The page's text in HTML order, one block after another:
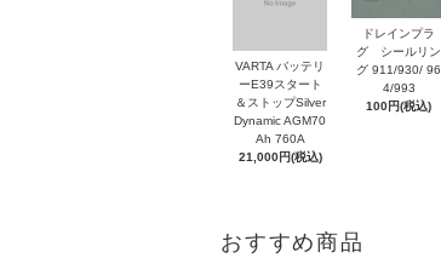
VARTA バッテリ
ーE39スタート
＆ストップSilver
Dynamic AGM70
Ah 760A
21,000円(税込)
ドレインプラ
グ シールリン
グ 911/930/ 96
4/993
100円(税込)
おすすめ商品